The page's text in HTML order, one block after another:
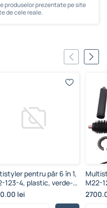
produselor prezentate pe site
de cele reale.
pentru păr 6 în 1,
123-4, plastic, verde-
W
lei
M22-
roz,